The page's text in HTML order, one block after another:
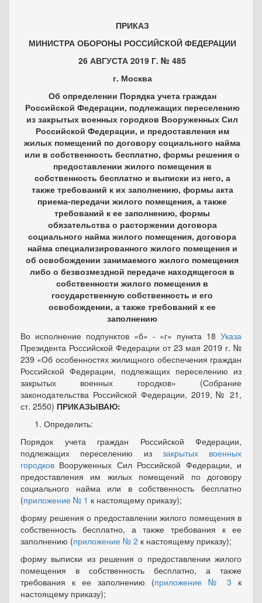
ПРИКАЗ
МИНИСТРА ОБОРОНЫ РОССИЙСКОЙ ФЕДЕРАЦИИ
26 АВГУСТА 2019 Г. № 485
г. Москва
Об определении Порядка учета граждан
Российской Федерации, подлежащих переселению
из закрытых военных городков Вооруженных Сил
Российской Федерации, и предоставления им
жилых помещений по договору социального найма
или в собственность бесплатно, формы решения о
предоставлении жилого помещения в
собственность бесплатно и выписки из него, а
также требований к их заполнению, формы акта
приема-передачи жилого помещения, а также
требований к ее заполнению, формы
обязательства о расторжении договора
социального найма жилого помещения, договора
найма специализированного жилого помещения и
об освобождении занимаемого жилого помещения
либо о безвозмездной передаче находящегося в
собственности жилого помещения в
государственную собственность и его
освобождении, а также требований к ее
заполнению
Во исполнение подпунктов «б» - «г» пункта 18 Указа
Прези­дента Российской Федерации от 23 мая 2019 г. №
239 «Об особенно­стях жилищного обеспечения граждан
Российской Федерации, под­лежащих переселению из
закрытых военных городков» (Собрание
законодательства Российской Федерации, 2019, № 21,
ст. 2550) ПРИКАЗЫВАЮ:
Определить:
Порядок учета граждан Российской Федерации,
подлежащих переселению из закрытых военных
городков Вооруженных Сил Российской Федерации, и
предоставления им жилых помещений по договору
социального найма или в собственность бесплатно
(приложение № 1 к настоящему приказу);
форму решения о предоставлении жилого помещения в
соб­ственность бесплатно, а также требования к ее
заполнению (прило­жение № 2 к настоящему приказу);
форму выписки из решения о предоставлении жилого
помеще­ния в собственность бесплатно, а также
требования к ее заполнению (приложение № 3 к
настоящему приказу);